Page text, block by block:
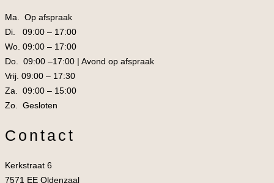
Ma. Op afspraak
Di. 09:00 – 17:00
Wo. 09:00 – 17:00
Do. 09:00 –17:00 | Avond op afspraak
Vrij. 09:00 – 17:30
Za. 09:00 – 15:00
Zo. Gesloten
Contact
Kerkstraat 6
7571 EE Oldenzaal